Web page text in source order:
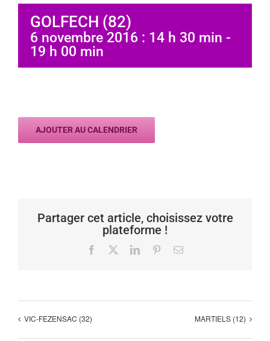
GOLFECH (82)
6 novembre 2016 : 14 h 30 min -
19 h 00 min
AJOUTER AU CALENDRIER
Partager cet article, choisissez votre
plateforme !
Facebook LinkedInPinterestEmail
VIC-FEZENSAC (32) MARTIELS (12)